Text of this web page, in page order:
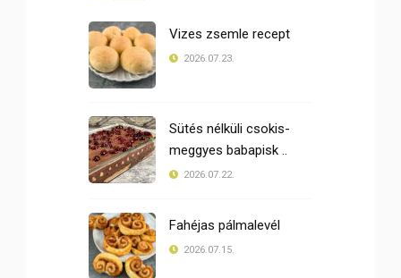
Vizes zsemle recept
2026.07.23.
Sütés nélküli csokis-
meggyes babapisk ..
2026.07.22.
Fahéjas pálmalevél
2026.07.15.